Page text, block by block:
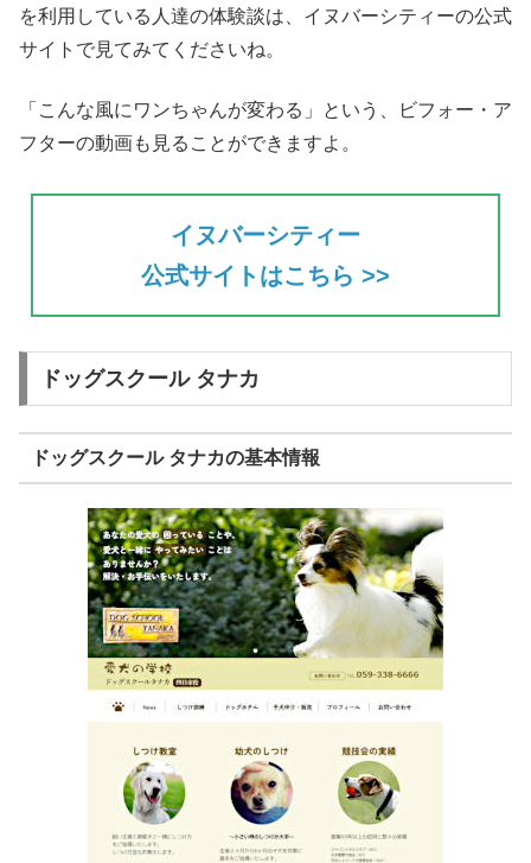
を利用している人達の体験談は、イヌバーシティーの公式
サイトで見てみてくださいね。
「こんな風にワンちゃんが変わる」という、ビフォー・ア
フターの動画も見ることができますよ。
イヌバーシティー
公式サイトはこちら >>
ドッグスクール タナカ
ドッグスクール タナカの基本情報